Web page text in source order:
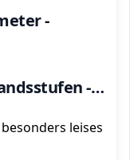
-
-
leises